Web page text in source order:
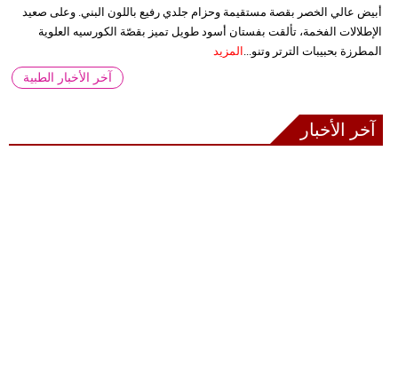
أبيض عالي الخصر بقصة مستقيمة وحزام جلدي رفيع باللون البني. وعلى صعيد
الإطلالات الفخمة، تألقت بفستان أسود طويل تميز بقصّة الكورسيه العلوية
المطرزة بحبيبات الترتر وتنو...
المزيد
آخر الأخبار الطبية
آخر الأخبار